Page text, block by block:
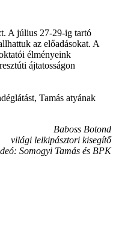
A július 27-29-ig tartó
az előadásokat. A
élményeink
ájtatosságon
Tamás atyának
Baboss Botond
világi lelkipásztori kisegítő
Somogyi Tamás és BPK